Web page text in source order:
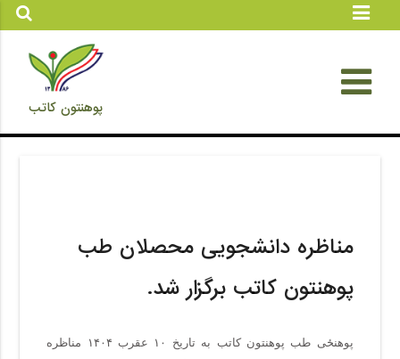
پوهنتون کاتب
مناظره دانشجویی محصلان طب
پوهنتون کاتب برگزار شد.
پوهنځی طب پوهنتون کاتب به تاریخ ۱۰ عقرب ۱۴۰۴ مناظره